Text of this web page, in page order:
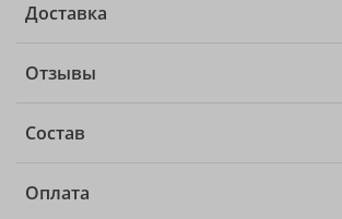
Доставка
Отзывы
Состав
Оплата